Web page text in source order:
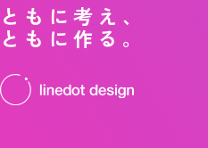
ともに考え、
ともに作る。